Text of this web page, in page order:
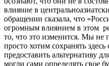
влияние в
обращении сказала, что
огромным влиянием в этом
то, что это изменится. Мы не
просто хотим сохранять
предоставить альтернативу
могли сами определять свое